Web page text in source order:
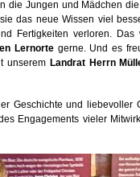
die Jungen und Mädchen
das neue Wissen viel
Fertigkeiten verloren. Das
Lernorte gerne. Und es
unserem Landrat Herrn
Geschichte und liebevoller
Engagements vieler